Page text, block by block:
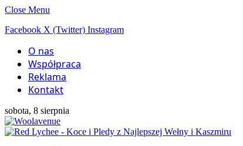
Close Menu
Facebook X (Twitter) Instagram
O nas
Współpraca
Reklama
Kontakt
sobota, 8 sierpnia